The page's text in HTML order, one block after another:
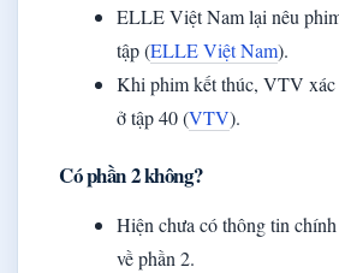
ELLE Việt Nam lại nêu
tập (ELLE Việt Nam).
Khi phim kết thúc, VTV xác
ở tập 40 (VTV).
Có phần 2 không?
Hiện chưa có thông tin
về phần 2.